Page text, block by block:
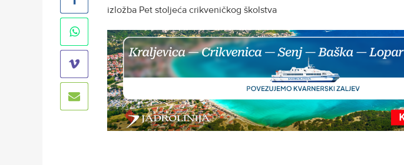
izložba Pet stoljeća crikveničkog školstva